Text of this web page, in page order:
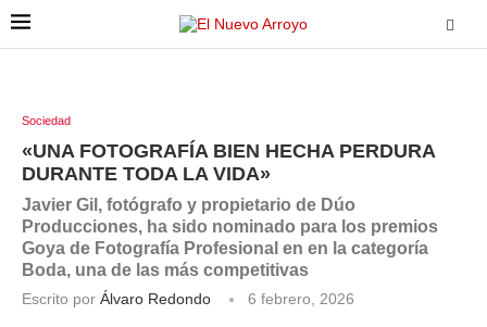
Sociedad
«UNA FOTOGRAFÍA BIEN HECHA PERDURA
DURANTE TODA LA VIDA»
Javier Gil, fotógrafo y propietario de Dúo
Producciones, ha sido nominado para los premios
Goya de Fotografía Profesional en en la categoría
Boda, una de las más competitivas
Escrito por Álvaro Redondo
6 febrero, 2026